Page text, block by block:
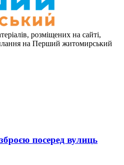
розміщених на сайті,
на Перший житомирський
посеред вулиць